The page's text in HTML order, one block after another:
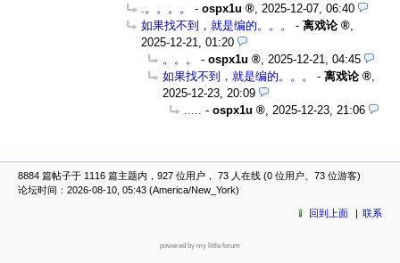
.。。。。
- ospx1u
2025-12-07, 06:40
如果找不到，就是编的。。。
- 离戏论
2025-12-21, 01:20
。。。
- ospx1u
2025-12-21, 04:45
如果找不到，就是编的。。。
- 离戏论
2025-12-23, 20:09
- ospx1u 2025-12-23, 21:06
8884 篇帖子于 1116 篇主题内，927 位用户， 73 人在线 (0 位用户、73 位游客)
论坛时间：2026-08-10, 05:43 (America/New_York)
回到上面 联系
powered by my little forum